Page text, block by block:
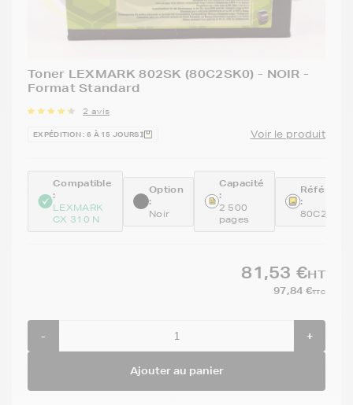
Toner LEXMARK 802SK (80C2SK0) - NOIR -
Format Standard
2 avis
EXPÉDITION : 6 À 15 JOURS Voir le produit
Compatible
:
LEXMARK
CX 310 N
Option
:
Noir
Capacité
:
2 500
pages
:
80C2SK0
81,53 €HT
97,84 €TTC
- +
Ajouter au panier